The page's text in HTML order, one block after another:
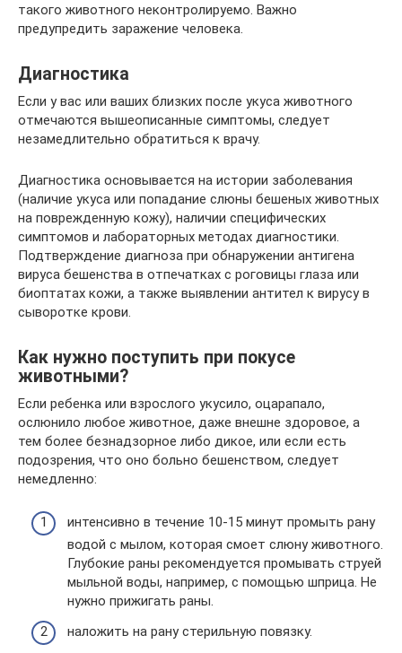
такого животного неконтролируемо. Важно
предупредить заражение человека.
Диагностика
Если у вас или ваших близких после укуса животного
отмечаются вышеописанные симптомы, следует
незамедлительно обратиться к врачу.
Диагностика основывается на истории заболевания
(наличие укуса или попадание слюны бешеных животных
на поврежденную кожу), наличии специфических
симптомов и лабораторных методах диагностики.
Подтверждение диагноза при обнаружении антигена
вируса бешенства в отпечатках с роговицы глаза или
биоптатах кожи, а также выявлении антител к вирусу в
сыворотке крови.
Как нужно поступить при покусе
животными?
Если ребенка или взрослого укусило, оцарапало,
ослюнило любое животное, даже внешне здоровое, а
тем более безнадзорное либо дикое, или если есть
подозрения, что оно больно бешенством, следует
немедленно:
интенсивно в течение 10-15 минут промыть рану
водой с мылом, которая смоет слюну животного.
Глубокие раны рекомендуется промывать струей
мыльной воды, например, с помощью шприца. Не
нужно прижигать раны.
наложить на рану стерильную повязку.